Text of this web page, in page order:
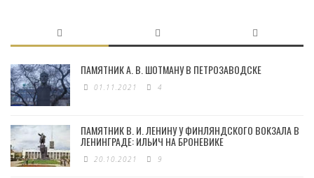
ПАМЯТНИК А. В. ШОТМАНУ В ПЕТРОЗАВОДСКЕ
01.11.2021 4
ПАМЯТНИК В. И. ЛЕНИНУ У ФИНЛЯНДСКОГО ВОКЗАЛА В
ЛЕНИНГРАДЕ: ИЛЬИЧ НА БРОНЕВИКЕ
20.10.2021 9